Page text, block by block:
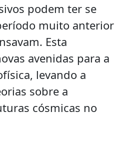
podem ter se
muito anterior
Esta
avenidas para a
levando a
sobre a
cósmicas no